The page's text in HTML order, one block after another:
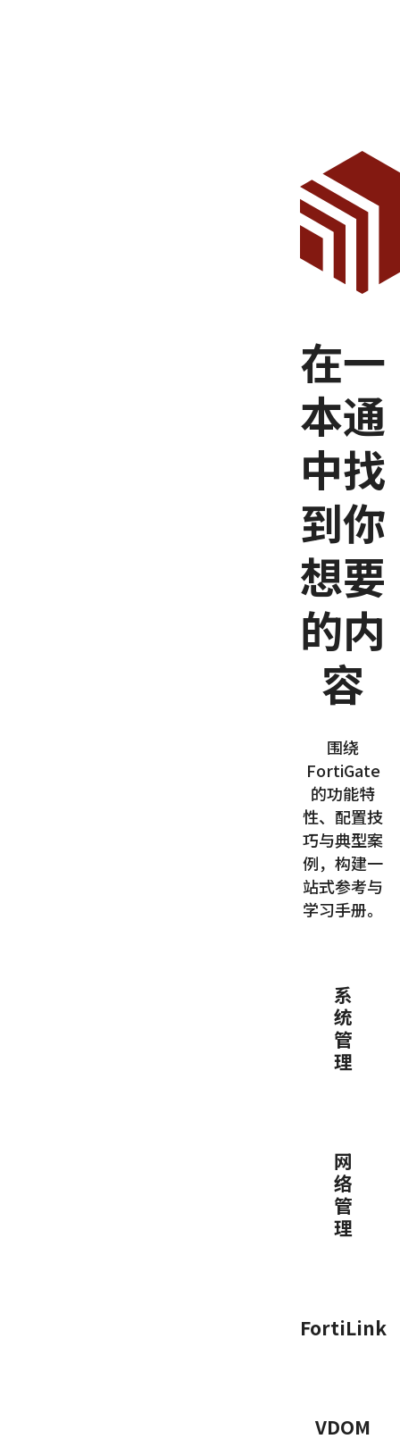
在一
本通
中找
到你
想要
的内
容
围绕
FortiGate
的功能特
性、配置技
巧与典型案
例，构建一
站式参考与
学习手册。
系
统
管
理
网
络
管
理
FortiLink
VDOM